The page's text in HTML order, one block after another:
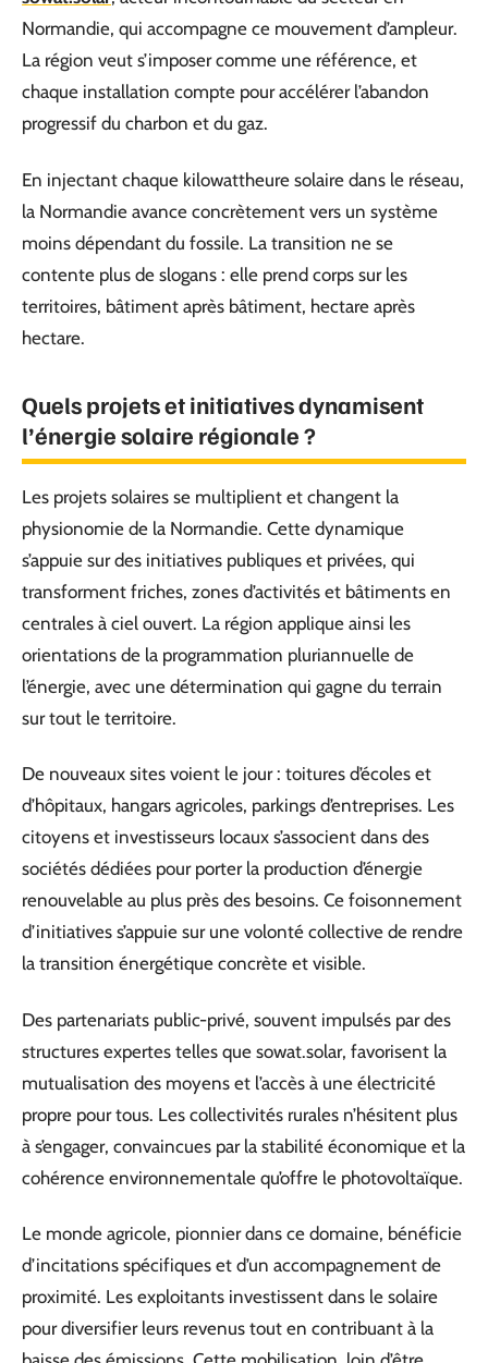
Normandie, qui accompagne ce mouvement d’ampleur.
La région veut s’imposer comme une référence, et
chaque installation compte pour accélérer l’abandon
progressif du charbon et du gaz.
En injectant chaque kilowattheure solaire dans le réseau,
la Normandie avance concrètement vers un système
moins dépendant du fossile. La transition ne se
contente plus de slogans : elle prend corps sur les
territoires, bâtiment après bâtiment, hectare après
hectare.
Quels projets et initiatives dynamisent
l’énergie solaire régionale ?
Les projets solaires se multiplient et changent la
physionomie de la Normandie. Cette dynamique
s’appuie sur des initiatives publiques et privées, qui
transforment friches, zones d’activités et bâtiments en
centrales à ciel ouvert. La région applique ainsi les
orientations de la programmation pluriannuelle de
l’énergie, avec une détermination qui gagne du terrain
sur tout le territoire.
De nouveaux sites voient le jour : toitures d’écoles et
d’hôpitaux, hangars agricoles, parkings d’entreprises. Les
citoyens et investisseurs locaux s’associent dans des
sociétés dédiées pour porter la production d’énergie
renouvelable au plus près des besoins. Ce foisonnement
d’initiatives s’appuie sur une volonté collective de rendre
la transition énergétique concrète et visible.
Des partenariats public-privé, souvent impulsés par des
structures expertes telles que sowat.solar, favorisent la
mutualisation des moyens et l’accès à une électricité
propre pour tous. Les collectivités rurales n’hésitent plus
à s’engager, convaincues par la stabilité économique et la
cohérence environnementale qu’offre le photovoltaïque.
Le monde agricole, pionnier dans ce domaine, bénéficie
d’incitations spécifiques et d’un accompagnement de
proximité. Les exploitants investissent dans le solaire
pour diversifier leurs revenus tout en contribuant à la